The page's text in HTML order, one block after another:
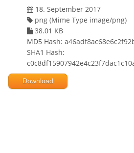
18. September 2017
png (Mime Type image/png)
38.01 KB
MD5 Hash:
SHA1 Hash:
Download